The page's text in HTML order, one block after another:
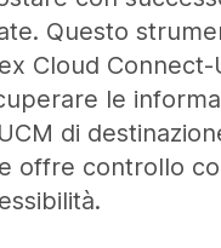
Questo
Cloud Connect-
le
di
offre controllo